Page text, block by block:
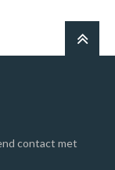
contact met